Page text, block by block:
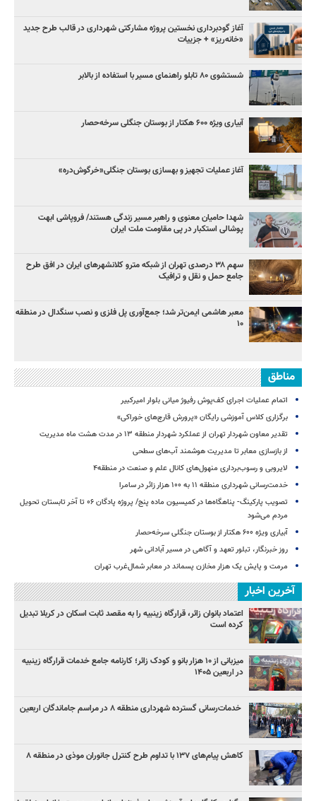
آغاز گودبرداری نخستین پروژه مشارکتی شهرداری در قالب طرح جدید
«خانه‌ریز» + جزییات
شستشوی ۸۰ تابلو راهنمای مسیر با استفاده از بالابر
آبیاری ویژه ۶۰۰ هکتار از بوستان جنگلی سرخه‌حصار
آغاز عملیات تجهیز و بهسازی بوستان جنگلی«خرگوش‌دره»
شهدا حامیان معنوی و راهبر مسیر زندگی هستند/ فروپاشی ابهت
پوشالی استکبار در پی مقاومت ملت ایران
سهم ۳۸ درصدی تهران از شبکه مترو کلانشهرهای ایران در افق طرح
جامع حمل و نقل و ترافیک
معبر هاشمی ایمن‌تر شد؛ جمع‌آوری پل فلزی و نصب سنگدال در منطقه
۱۰
مناطق
اتمام عملیات اجرای کف‌پوش رفیوژ میانی بلوار امیرکبیر
برگزاری کلاس آموزشی رایگان «پرورش قارچ‌های خوراکی»
تقدیر معاون شهردار تهران از عملکرد شهردار منطقه ۱۳ در مدت هشت ماه مدیریت
از بازسازی معابر تا مدیریت هوشمند آب‌های سطحی
لایروبی و رسوب‌برداری منهول‌های کانال علم و صنعت در منطقه۴
خدمت‌رسانی شهرداری منطقه ۱۱ به ۱۰۰ هزار زائر در سامرا
تصویب پارکینگ- پناهگاه‌ها در کمیسیون ماده پنج/ پروژه پادگان ۰۶ تا آخر تابستان تحویل
مردم می‌شود
آبیاری ویژه ۶۰۰ هکتار از بوستان جنگلی سرخه‌حصار
روز خبرنگار، تبلور تعهد و آگاهی در مسیر آبادانی شهر
مرمت و پایش یک هزار مخازن پسماند در معابر شمال‌غرب تهران
آخرین اخبار
اعتماد بانوان زائر، قرارگاه زینبیه را به مقصد ثابت اسکان در کربلا تبدیل
کرده است
میزبانی از ۱۰ هزار بانو و کودک زائر؛ کارنامه جامع خدمات قرارگاه زینبیه
در اربعین ۱۴۰۵
خدمات‌رسانی گسترده شهرداری منطقه ۸ در مراسم جاماندگان اربعین
کاهش پیام‌های ۱۳۷ با تداوم طرح کنترل جانوران موذی در منطقه ۸